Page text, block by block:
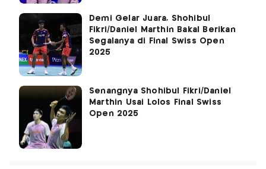
Demi Gelar Juara, Shohibul
Fikri/Daniel Marthin Bakal Berikan
Segalanya di Final Swiss Open
2025
Senangnya Shohibul Fikri/Daniel
Marthin Usai Lolos Final Swiss
Open 2025